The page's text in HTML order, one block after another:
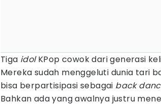
Tiga idolKPop cowok dari generasi
Mereka sudah menggeluti dunia tari
bisa berpartisipasi sebagai back
Bahkan ada yang awalnya justru